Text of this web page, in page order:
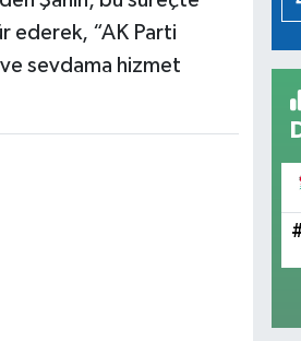
ederek, “AK Parti
sevdama hizmet